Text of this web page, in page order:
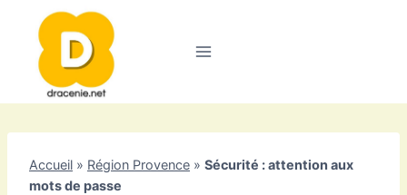
contenu
Accueil » Région Provence » Sécurité : attention aux
mots de passe